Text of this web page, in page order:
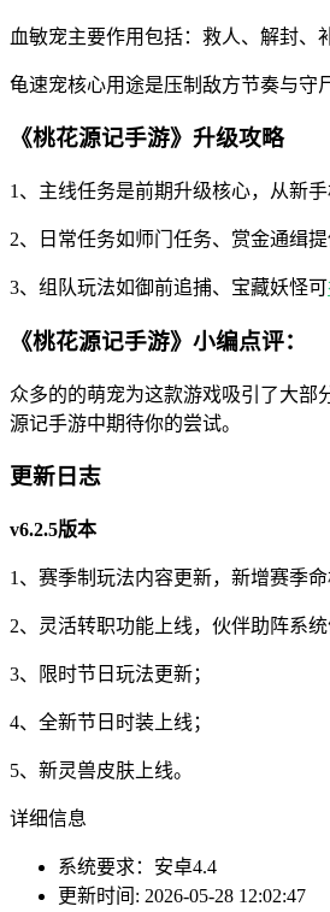
血敏宠主要作用包括：救人、解封、
龟速宠核心用途是压制敌方节奏与守
《桃花源记手游》升级攻略
1、主线任务是前期升级核心，从新
2、日常任务如师门任务、赏金通缉提
3、组队玩法如御前追捕、宝藏妖怪可
《桃花源记手游》小编点评：
众多的的萌宠为这款游戏吸引了大部
源记手游中期待你的尝试。
更新日志
v6.2.5版本
1、赛季制玩法内容更新，新增赛季命
2、灵活转职功能上线，伙伴助阵系统
3、限时节日玩法更新；
4、全新节日时装上线；
5、新灵兽皮肤上线。
详细信息
系统要求：安卓4.4
更新时间: 2026-05-28 12:02:47